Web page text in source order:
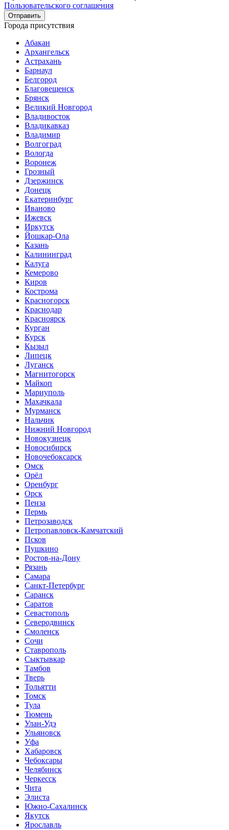
Пользовательского соглашения
Города присутствия
Абакан
Архангельск
Астрахань
Барнаул
Белгород
Благовещенск
Брянск
Великий Новгород
Владивосток
Владикавказ
Владимир
Волгоград
Вологда
Воронеж
Грозный
Дзержинск
Донецк
Екатеринбург
Иваново
Ижевск
Иркутск
Йошкар-Ола
Казань
Калининград
Калуга
Кемерово
Киров
Кострома
Красногорск
Краснодар
Красноярск
Курган
Курск
Кызыл
Липецк
Луганск
Магнитогорск
Майкоп
Мариуполь
Махачкала
Мурманск
Нальчик
Нижний Новгород
Новокузнецк
Новосибирск
Новочебоксарск
Омск
Орёл
Оренбург
Орск
Пенза
Пермь
Петрозаводск
Петропавловск-Камчатский
Псков
Пушкино
Ростов-на-Дону
Рязань
Самара
Санкт-Петербург
Саранск
Саратов
Севастополь
Северодвинск
Смоленск
Сочи
Ставрополь
Сыктывкар
Тамбов
Тверь
Тольятти
Томск
Тула
Тюмень
Улан-Удэ
Ульяновск
Уфа
Хабаровск
Чебоксары
Челябинск
Черкесск
Чита
Элиста
Южно-Сахалинск
Якутск
Ярославль